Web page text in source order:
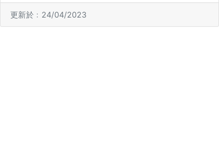
更新於﹕24/04/2023